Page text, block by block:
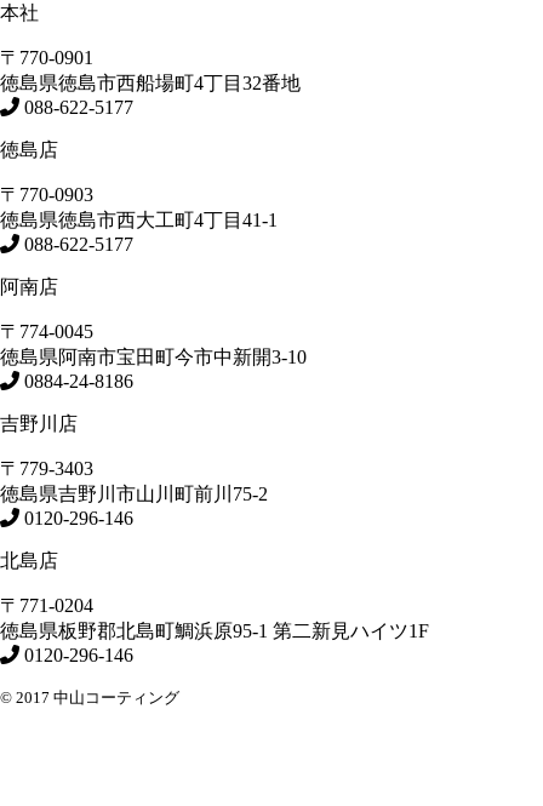
本社
〒770-0901
徳島県徳島市西船場町4丁目32番地
088-622-5177
徳島店
〒770-0903
徳島県徳島市西大工町4丁目41-1
088-622-5177
阿南店
〒774-0045
徳島県阿南市宝田町今市中新開3-10
0884-24-8186
吉野川店
〒779-3403
徳島県吉野川市山川町前川75-2
0120-296-146
北島店
〒771-0204
徳島県板野郡北島町鯛浜原95-1 第二新見ハイツ1F
0120-296-146
© 2017 中山コーティング